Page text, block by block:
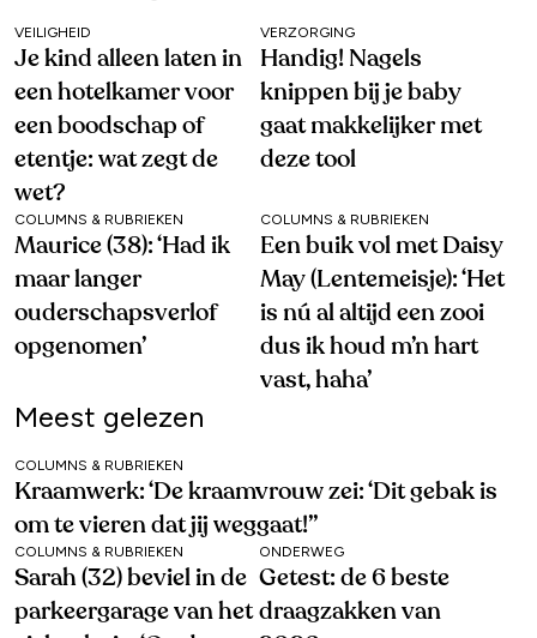
VEILIGHEID
Je kind alleen laten in
een hotelkamer voor
een boodschap of
etentje: wat zegt de
wet?
VERZORGING
Handig! Nagels
knippen bij je baby
gaat makkelijker met
deze tool
COLUMNS & RUBRIEKEN
Maurice (38): ‘Had ik
maar langer
ouderschapsverlof
opgenomen’
COLUMNS & RUBRIEKEN
Een buik vol met Daisy
May (Lentemeisje): ‘Het
is nú al altijd een zooi
dus ik houd m’n hart
vast, haha’
Meest gelezen
COLUMNS & RUBRIEKEN
Kraamwerk: ‘De kraamvrouw zei: ‘Dit gebak is
om te vieren dat jij weggaat!’’
COLUMNS & RUBRIEKEN
Sarah (32) beviel in de
parkeergarage van het
ONDERWEG
Getest: de 6 beste
draagzakken van